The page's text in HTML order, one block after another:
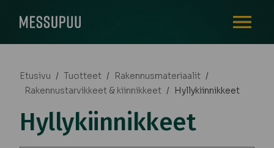
Etusivu / Tuotteet / Rakennusmateriaalit /
Rakennustarvikkeet & kiinnikkeet / Hyllykiinnikkeet
Hyllykiinnikkeet